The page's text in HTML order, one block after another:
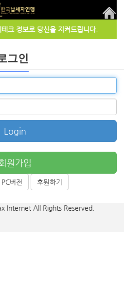
크 정보로 당신을 지켜드립니다.
그인
Login
원가입
PC버전 후원하기
Internet All Rights Reserved.